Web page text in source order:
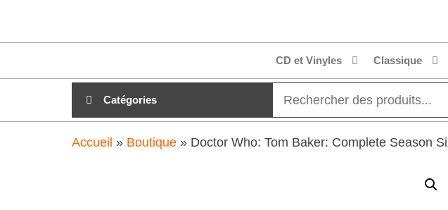
clubdial.fr
CD et Vinyles Classique
Catégories
Accueil » Boutique » Doctor Who: Tom Baker: Complete Season